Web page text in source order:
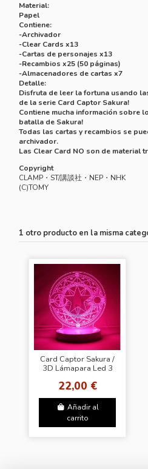
Material:
Papel
Contiene:
-Archivador
-Clear Cards x13
-Cartas de personajes x13
-Recambios x25 (50 páginas)
-Almacenadores de cartas x7
Detalle:
Disfruta de leer la fortuna usando
de la serie Card Captor Sakura!
Contiene mucha información sobre
batalla de Sakura!
Todas las cartas y recambios se
archivador.
Las Clear Card NO son de material
Copyright
CLAMP・ST/講談社・NEP・NHK
(C)TOMY
1 otro producto en la misma
Card Captor Sakura /
3D Lámapara Led 3
22,00 €
Añadir al
carrito